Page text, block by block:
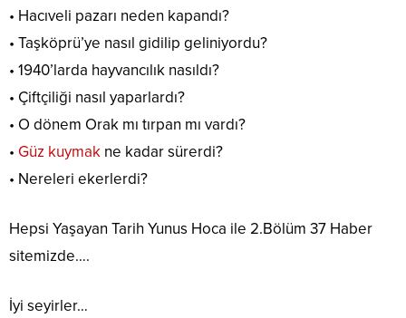
• Hacıveli pazarı neden kapandı?
• Taşköprü’ye nasıl gidilip geliniyordu?
• 1940’larda hayvancılık nasıldı?
• Çiftçiliği nasıl yaparlardı?
• O dönem Orak mı tırpan mı vardı?
• Güz kuymak ne kadar sürerdi?
• Nereleri ekerlerdi?
Hepsi Yaşayan Tarih Yunus Hoca ile 2.Bölüm 37 Haber
sitemizde….
İyi seyirler…